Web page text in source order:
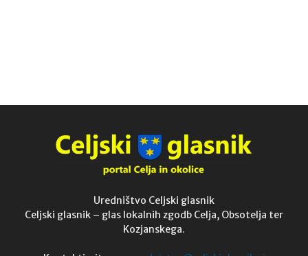
Uredništvo Celjski glasnik
Celjski glasnik – glas lokalnih zgodb Celja, Obsotelja ter
Kozjanskega.